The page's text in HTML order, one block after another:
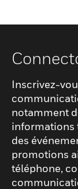
Inscrivez-
notamment
informations
des
promotions
téléphone,